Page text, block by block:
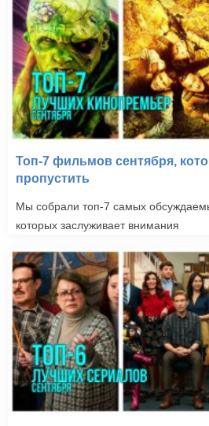
Топ-7 фильмов сентября,
пропустить
Мы собрали топ-7 самых
которых заслуживает внимания